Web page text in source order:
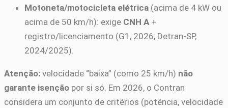
Motoneta/motocicleta elétrica (acima de 4 kW ou
acima de 50 km/h): exige CNH A+
registro/licenciamento (G1, 2026; Detran-SP,
2024/2025).
Atenção: velocidade “baixa” (como 25 km/h) não
garante isenção por si só. Em 2026, o Contran
considera um conjunto de critérios (potência, velocidade